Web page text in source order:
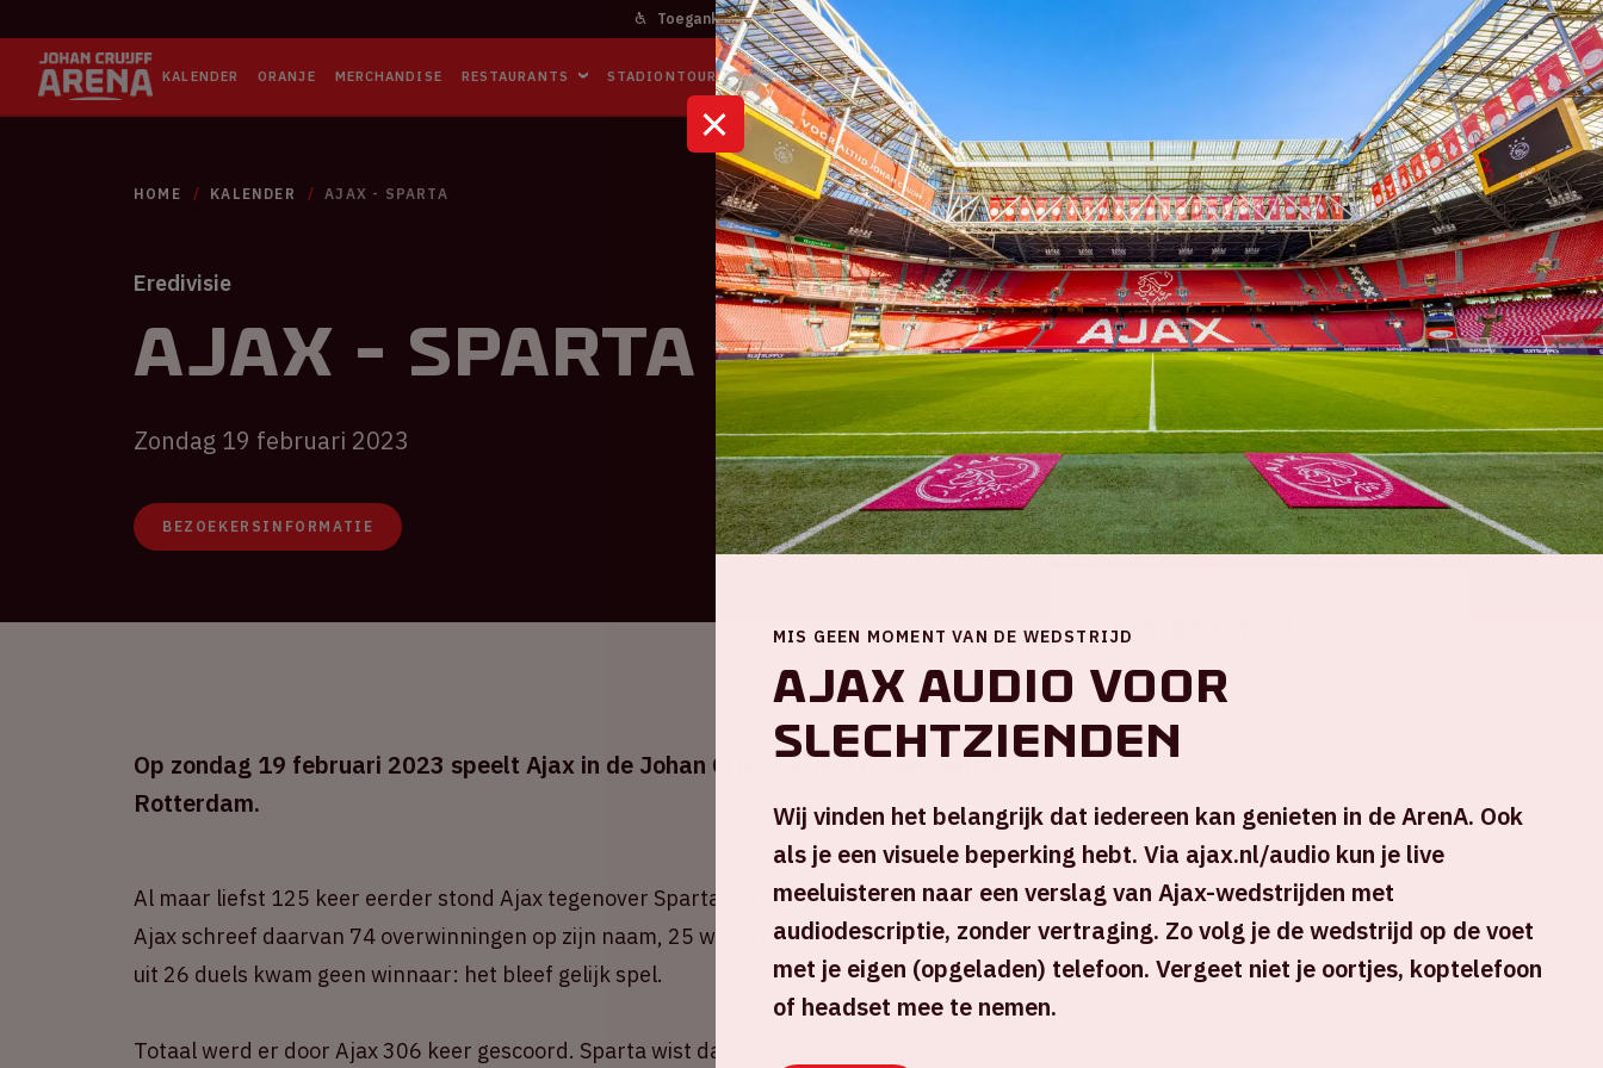
Toegankelijkheid Bereikbaarheid
KALENDER ORANJE MERCHANDISE RESTAURANTS STADIONTOURS NAAR DE ARENA ZOEKEN
HOME KALENDER AJAX - SPARTA
Eredivisie
Ajax - Sparta
Zondag 19 februari 2023
BEZOEKERSINFORMATIE
Op zondag 19 februari 2023 speelt Ajax in de Johan Cruijff ArenA tegen Sparta
Rotterdam.
Al maar liefst 125 keer eerder stond Ajax tegenover Sparta Rotterdam in de Eredivisie.
Ajax schreef daarvan 74 overwinningen op zijn naam, 25 wedstrijden gingen verloren en
uit 26 duels kwam geen winnaar: het bleef gelijk spel.
Totaal werd er door Ajax 306 keer gescoord. Sparta wist daar tegenover 145 keer het
Locatie en tijd
Zo 19 februari 2023
Hoofdingang E open – 14:15 uur
Stadion open – 15:15 uur
Start wedstrijd – 16:45 uur
Einde wedstrijd - 18:30 uur
+ Voeg toe aan agenda
MIS GEEN MOMENT VAN DE WEDSTRIJD
Ajax audio voor
slechtzienden
Wij vinden het belangrijk dat iedereen kan genieten in de ArenA. Ook
als je een visuele beperking hebt. Via ajax.nl/audio kun je live
meeluisteren naar een verslag van Ajax-wedstrijden met
audiodescriptie, zonder vertraging. Zo volg je de wedstrijd op de voet
met je eigen (opgeladen) telefoon. Vergeet niet je oortjes, koptelefoon
of headset mee te nemen.